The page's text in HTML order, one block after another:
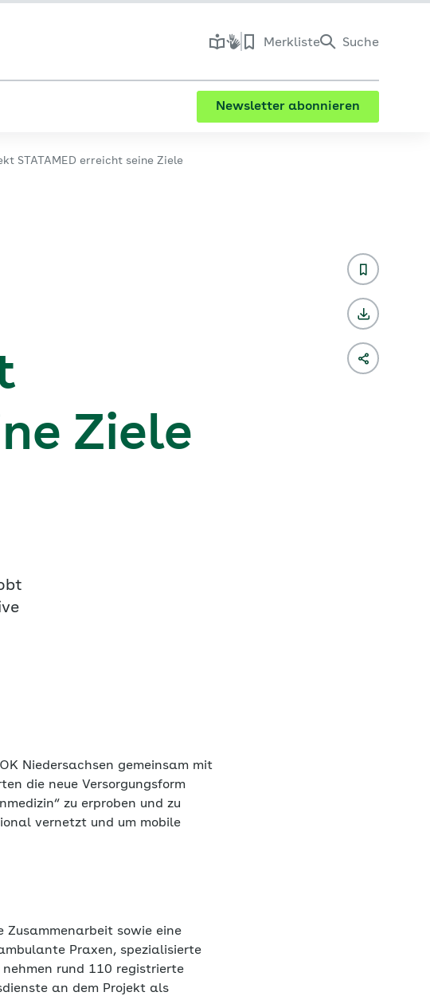
Merkliste Suche
Newsletter abonnieren
STATAMED erreicht seine Ziele
Ziele
Niedersachsen gemeinsam mit
die neue Versorgungsform
zu erproben und zu
vernetzt und um mobile
Zusammenarbeit sowie eine
Praxen, spezialisierte
nehmen rund 110 registrierte
an dem Projekt als